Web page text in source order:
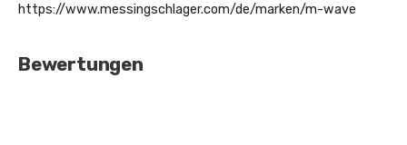
https://www.messingschlager.com/de/marken/m-wave
Bewertungen